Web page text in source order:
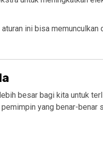
ini bisa memunculkan
besar bagi kita untuk
yang benar-benar